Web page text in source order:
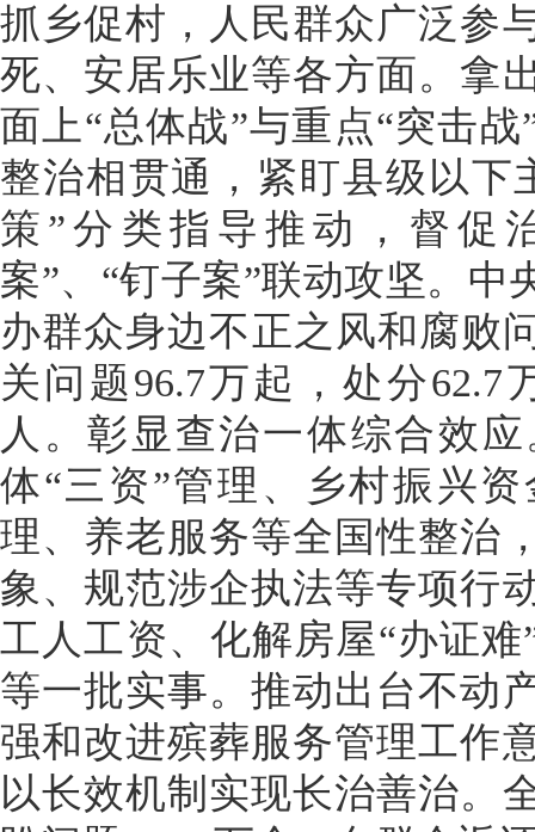
抓乡促村，人民群众广泛参
死、安居乐业等各方面。拿
面上“总体战”与重点“突击
整治相贯通，紧盯县级以下
策”分类指导推动，督促
案”、“钉子案”联动攻坚。
办群众身边不正之风和腐败
关问题96.7万起，处分62.7
人。彰显查治一体综合效
体“三资”管理、乡村振兴
理、养老服务等全国性整治
象、规范涉企执法等专项行
工人工资、化解房屋“办证
等一批实事。推动出台不动
强和改进殡葬服务管理工作
以长效机制实现长治善治。